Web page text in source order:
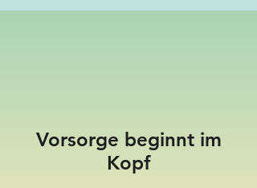
Vorsorge beginnt im
Kopf